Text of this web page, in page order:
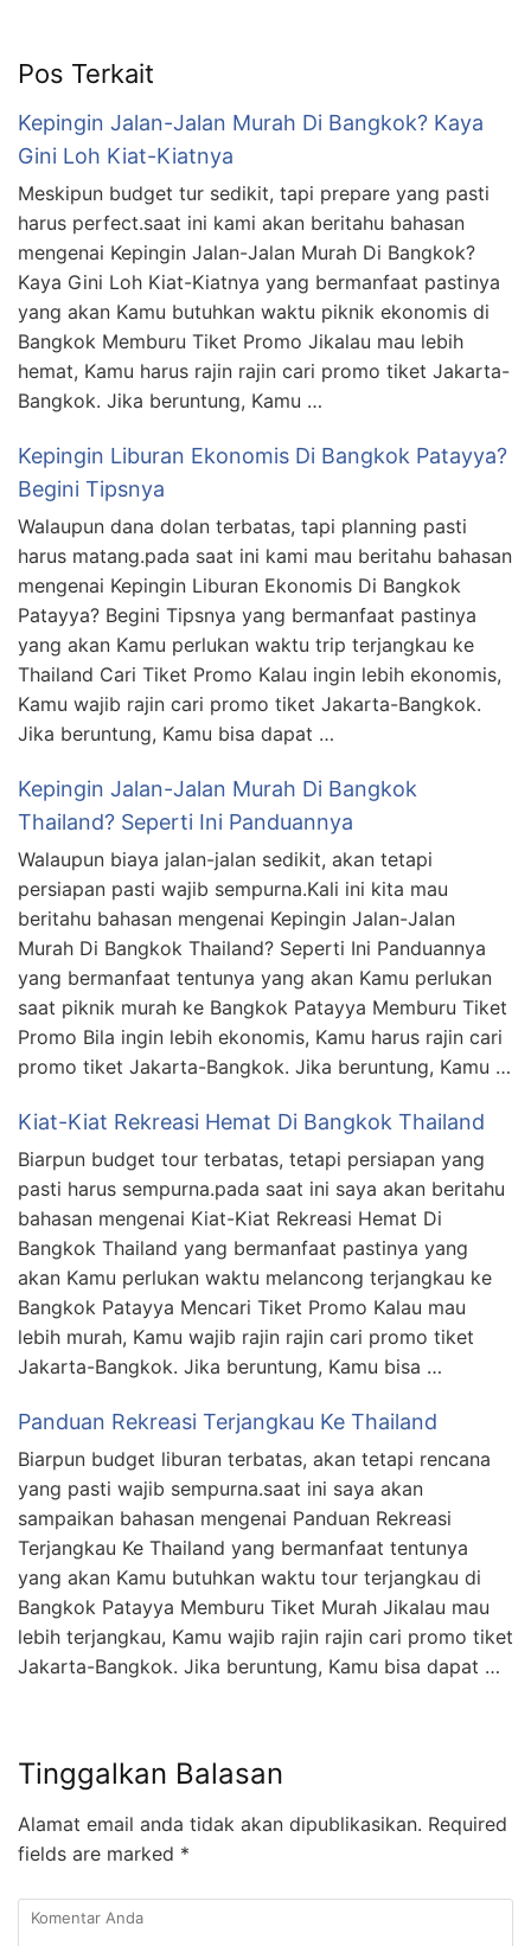
Pos Terkait
Kepingin Jalan-Jalan Murah Di Bangkok? Kaya
Gini Loh Kiat-Kiatnya
Meskipun budget tur sedikit, tapi prepare yang pasti
harus perfect.saat ini kami akan beritahu bahasan
mengenai Kepingin Jalan-Jalan Murah Di Bangkok?
Kaya Gini Loh Kiat-Kiatnya yang bermanfaat pastinya
yang akan Kamu butuhkan waktu piknik ekonomis di
Bangkok Memburu Tiket Promo Jikalau mau lebih
hemat, Kamu harus rajin rajin cari promo tiket Jakarta-
Bangkok. Jika beruntung, Kamu …
Kepingin Liburan Ekonomis Di Bangkok Patayya?
Begini Tipsnya
Walaupun dana dolan terbatas, tapi planning pasti
harus matang.pada saat ini kami mau beritahu bahasan
mengenai Kepingin Liburan Ekonomis Di Bangkok
Patayya? Begini Tipsnya yang bermanfaat pastinya
yang akan Kamu perlukan waktu trip terjangkau ke
Thailand Cari Tiket Promo Kalau ingin lebih ekonomis,
Kamu wajib rajin cari promo tiket Jakarta-Bangkok.
Jika beruntung, Kamu bisa dapat …
Kepingin Jalan-Jalan Murah Di Bangkok
Thailand? Seperti Ini Panduannya
Walaupun biaya jalan-jalan sedikit, akan tetapi
persiapan pasti wajib sempurna.Kali ini kita mau
beritahu bahasan mengenai Kepingin Jalan-Jalan
Murah Di Bangkok Thailand? Seperti Ini Panduannya
yang bermanfaat tentunya yang akan Kamu perlukan
saat piknik murah ke Bangkok Patayya Memburu Tiket
Promo Bila ingin lebih ekonomis, Kamu harus rajin cari
promo tiket Jakarta-Bangkok. Jika beruntung, Kamu …
Kiat-Kiat Rekreasi Hemat Di Bangkok Thailand
Biarpun budget tour terbatas, tetapi persiapan yang
pasti harus sempurna.pada saat ini saya akan beritahu
bahasan mengenai Kiat-Kiat Rekreasi Hemat Di
Bangkok Thailand yang bermanfaat pastinya yang
akan Kamu perlukan waktu melancong terjangkau ke
Bangkok Patayya Mencari Tiket Promo Kalau mau
lebih murah, Kamu wajib rajin rajin cari promo tiket
Jakarta-Bangkok. Jika beruntung, Kamu bisa …
Panduan Rekreasi Terjangkau Ke Thailand
Biarpun budget liburan terbatas, akan tetapi rencana
yang pasti wajib sempurna.saat ini saya akan
sampaikan bahasan mengenai Panduan Rekreasi
Terjangkau Ke Thailand yang bermanfaat tentunya
yang akan Kamu butuhkan waktu tour terjangkau di
Bangkok Patayya Memburu Tiket Murah Jikalau mau
lebih terjangkau, Kamu wajib rajin rajin cari promo tiket
Jakarta-Bangkok. Jika beruntung, Kamu bisa dapat …
Tinggalkan Balasan
Alamat email anda tidak akan dipublikasikan. Required
fields are marked *